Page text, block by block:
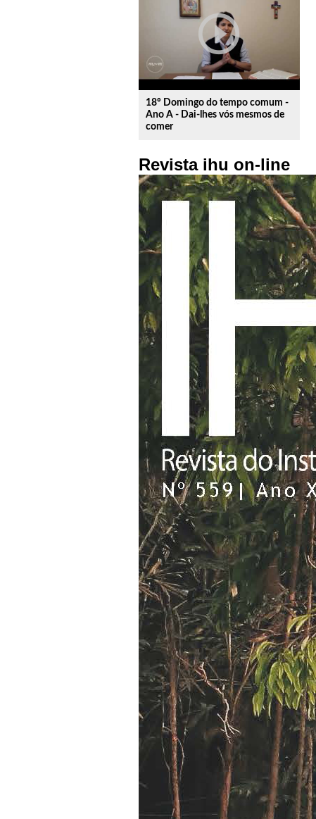
play_circle_outline
18º Domingo do tempo comum -
Ano A - Dai-lhes vós mesmos de
comer
Revista ihu on-line